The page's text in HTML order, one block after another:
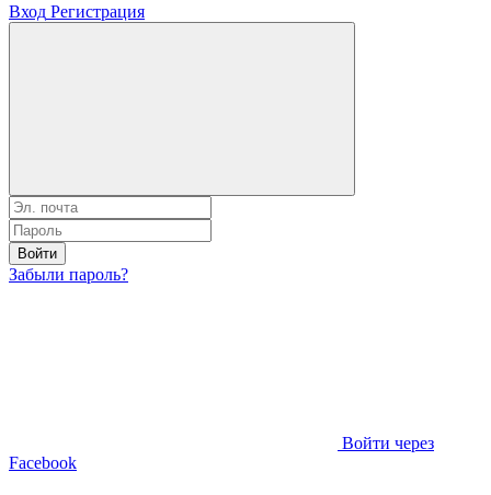
Вход Регистрация
Войти
Забыли пароль?
Войти через
Facebook